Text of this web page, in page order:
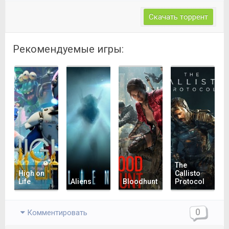
Скачать торрент
Рекомендуемые игры:
High on
Life
Aliens Bloodhunt
The
Callisto
Protocol
Комментировать 0